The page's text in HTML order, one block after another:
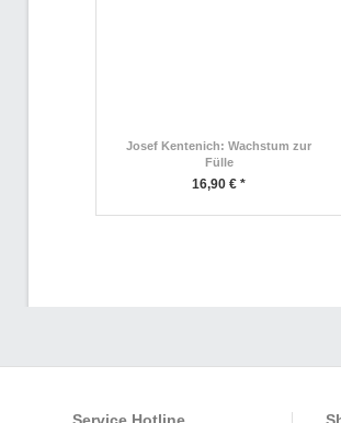
Josef Kentenich: Wachstum zur
Fülle
16,90 € *